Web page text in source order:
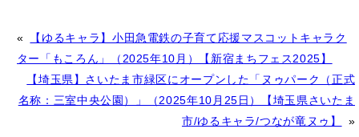
e
«
【ゆるキャラ】小田急電鉄の子育て応援マスコットキャラク
ター「もころん」（2025年10月）【新宿まちフェス2025】
【埼玉県】さいたま市緑区にオープンした「ヌゥパーク（正式
名称：三室中央公園）」（2025年10月25日）【埼玉県さいたま
市/ゆるキャラ/つなが竜ヌゥ】
»